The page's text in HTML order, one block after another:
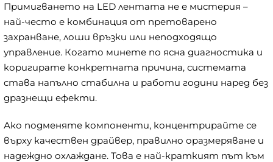
Примигването на LED лентата не е мистерия –
най-често е комбинация от претоварено
захранване, лоши връзки или неподходящо
управление. Когато минете по ясна диагностика и
коригирате конкретната причина, системата
става напълно стабилна и работи години наред без
дразнещи ефекти.
Ако подменяте компоненти, концентрирайте се
върху качествен драйвер, правилно оразмеряване и
надеждно охлаждане. Това е най-краткият път към